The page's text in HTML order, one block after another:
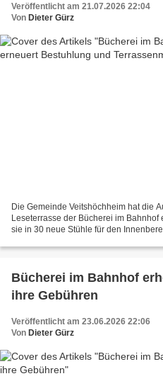
Veröffentlicht am 21.07.2026 22:04
Von Dieter Gürz
Die Gemeinde Veitshöchheim hat die
Leseterrasse der Bücherei im
sie in 30 neue Stühle für den
Bücherei im Bahnhof
ihre Gebühren
Veröffentlicht am 23.06.2026 22:06
Von Dieter Gürz